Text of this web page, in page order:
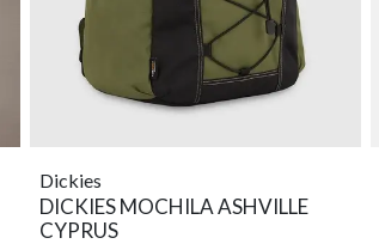
Dickies
DICKIES MOCHILA ASHVILLE
CYPRUS